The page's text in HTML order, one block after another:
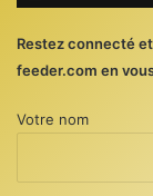
Restez connecté
feeder.com en
Votre nom